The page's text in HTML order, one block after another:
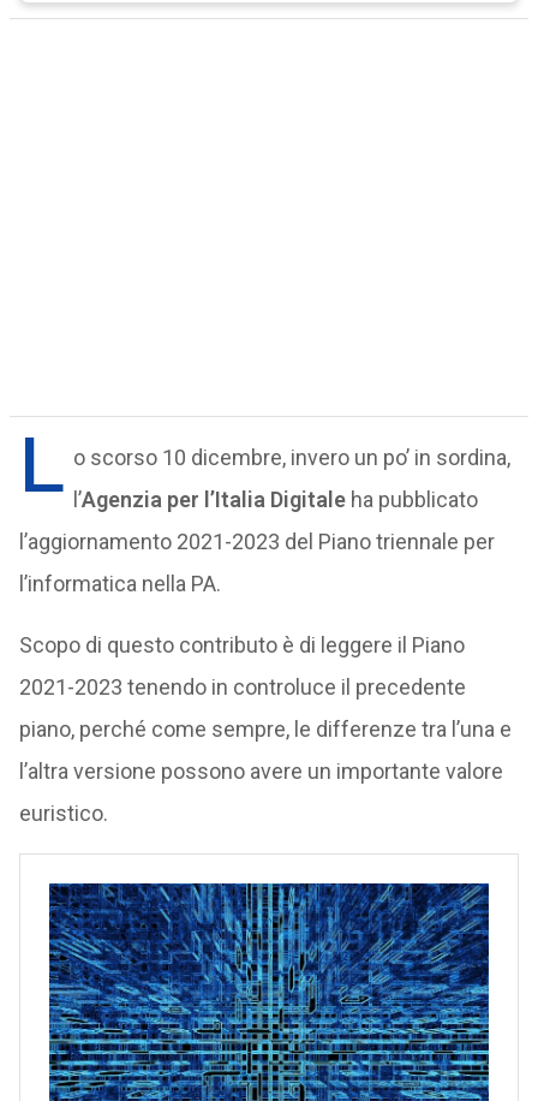
L o scorso 10 dicembre, invero un po’ in sordina,
l’Agenzia per l’Italia Digitaleha pubblicato
l’aggiornamento 2021-2023 del Piano triennale per
l’informatica nella PA.
Scopo di questo contributo è di leggere il Piano
2021-2023 tenendo in controluce il precedente
piano, perché come sempre, le differenze tra l’una e
l’altra versione possono avere un importante valore
euristico.